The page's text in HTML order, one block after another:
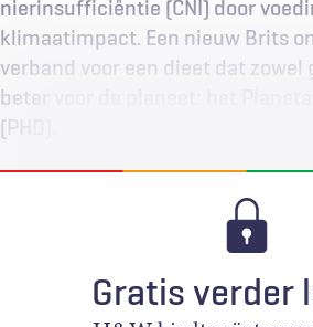
nierinsufficiëntie (CNI) door
klimaatimpact. Een nieuw Brits
verband voor een dieet dat zowel
beter voor de planeet: het
(PHD).
Gratis verder